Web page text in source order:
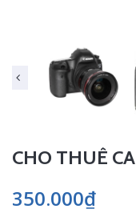
CHO THUÊ
350.000₫